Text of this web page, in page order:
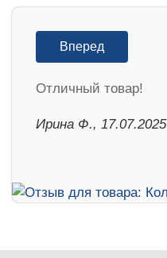
Вперед
Отличный товар!
Ирина Ф., 17.07.2025